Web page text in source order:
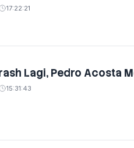
17:22:21
Lagi, Pedro Acosta
15:31:43